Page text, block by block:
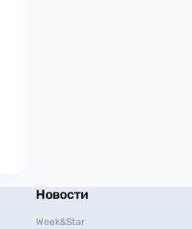
Новости
Week&Star